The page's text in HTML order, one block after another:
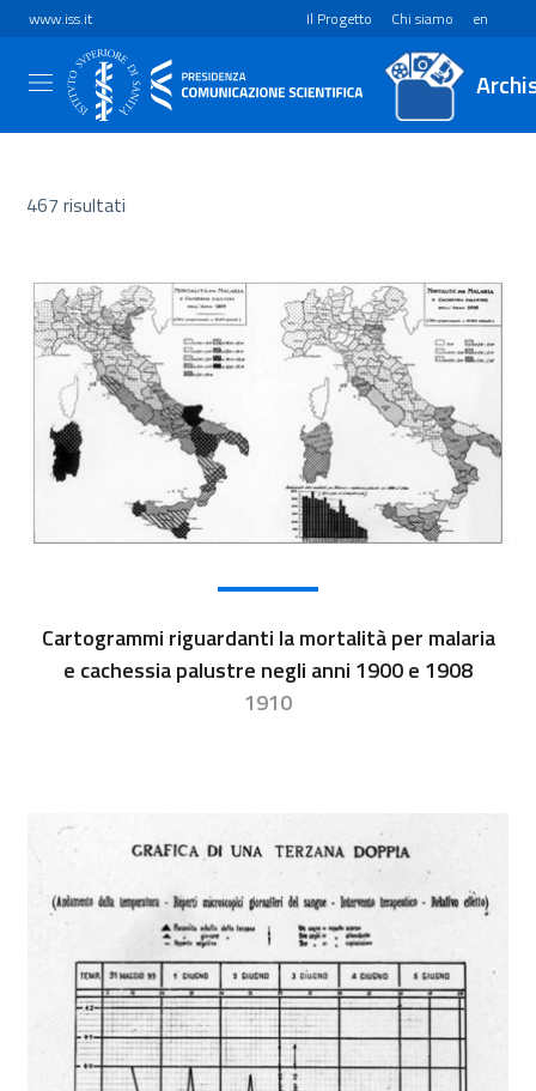
www.iss.it Il Progetto Chi siamo en
467 risultati
Cartogrammi riguardanti la mortalità per malaria
e cachessia palustre negli anni 1900 e 1908
1910